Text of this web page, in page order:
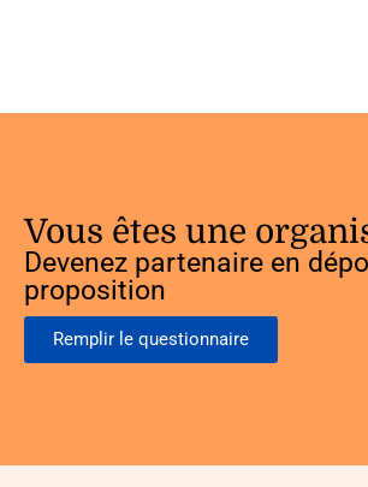
Vous êtes une
Devenez partenaire en
proposition
Remplir le questionnaire